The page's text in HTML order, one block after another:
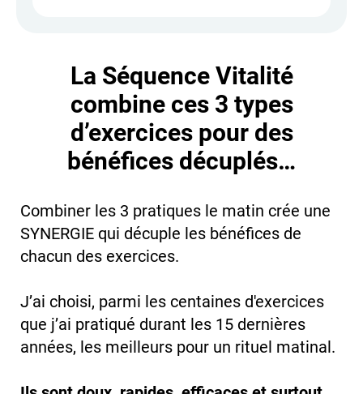
La Séquence Vitalité
combine ces 3 types
d’exercices pour des
bénéfices décuplés…
Combiner les 3 pratiques le matin crée une
SYNERGIE qui décuple les bénéfices de
chacun des exercices.
J’ai choisi, parmi les centaines d'exercices
que j’ai pratiqué durant les 15 dernières
années, les meilleurs pour un rituel matinal.